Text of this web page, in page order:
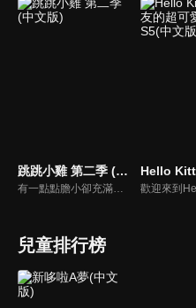
跳跳小雞 第二季 (中文版)
有一點點膽小卻充滿好奇心的"帶骨雞"，和總是用小跳步靠過來的舞蹈老師"小跳步青蛙老師"，以及其他具有獨特個性的夥伴們跳舞大活耀！在家裡和各種地方以「身體動了，心也舞動了起來♪」為主題。
兒童排行榜